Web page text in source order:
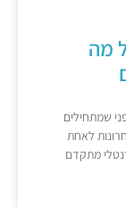
מה
לדעת לפני שמתחילים
לאחת
מתקדם